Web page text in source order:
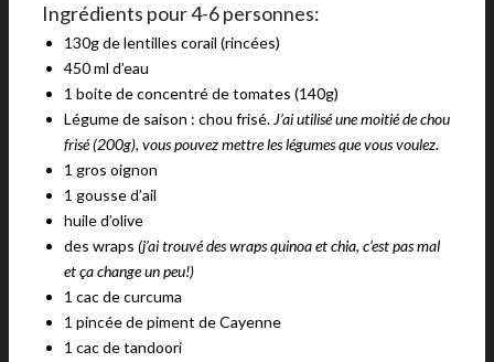
Ingrédients pour 4-6 personnes:
130g de lentilles corail (rincées)
450 ml d’eau
1 boite de concentré de tomates (140g)
Légume de saison : chou frisé. J’ai utilisé une moitié de chou
frisé (200g), vous pouvez mettre les légumes que vous voulez.
1 gros oignon
1 gousse d’ail
huile d’olive
des wraps (j’ai trouvé des wraps quinoa et chia, c’est pas mal
et ça change un peu!)
1 cac de curcuma
1 pincée de piment de Cayenne
1 cac de tandoori